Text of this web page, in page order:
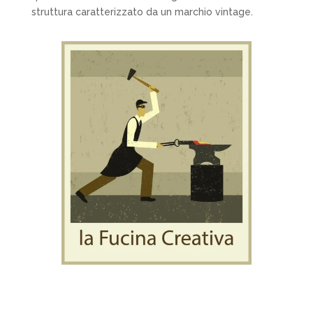
struttura caratterizzato da un marchio vintage.